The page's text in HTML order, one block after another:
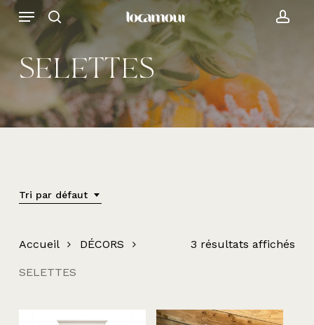
Skip
content
search
Menu
SELETTES
Tri par défaut
3 résultats affichés
Accueil DÉCORS
SELETTES